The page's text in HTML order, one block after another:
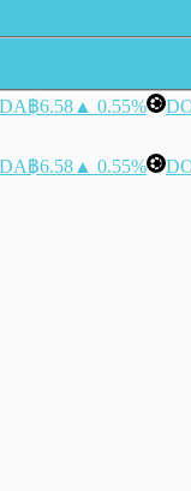
฿6.58 ▲ 0.55%
฿6.58 ▲ 0.55%